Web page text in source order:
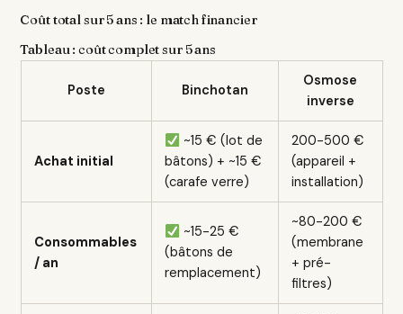
Coût total sur 5 ans : le match financier
Tableau : coût complet sur 5 ans
Poste Binchotan
Osmose
inverse
Achat initial
~15 € (lot de
bâtons) + ~15 €
(carafe verre)
200-500 €
(appareil +
installation)
Consommables
/ an
~15-25 €
(bâtons de
remplacement)
~80-200 €
(membrane
+ pré-
filtres)